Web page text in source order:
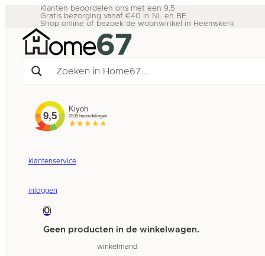
Klanten beoordelen ons met een 9,5
Gratis bezorging vanaf €40 in NL en BE
Shop online of bezoek de woonwinkel in Heemskerk
klantenservice
inloggen
0
Geen producten in de winkelwagen.
winkelmand